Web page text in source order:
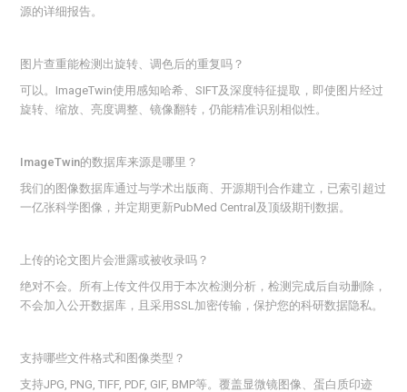
源的详细报告。
图片查重能检测出旋转、调色后的重复吗？
可以。ImageTwin使用感知哈希、SIFT及深度特征提取，即使图片经过
旋转、缩放、亮度调整、镜像翻转，仍能精准识别相似性。
ImageTwin的数据库来源是哪里？
我们的图像数据库通过与学术出版商、开源期刊合作建立，已索引超过
一亿张科学图像，并定期更新PubMed Central及顶级期刊数据。
上传的论文图片会泄露或被收录吗？
绝对不会。所有上传文件仅用于本次检测分析，检测完成后自动删除，
不会加入公开数据库，且采用SSL加密传输，保护您的科研数据隐私。
支持哪些文件格式和图像类型？
支持JPG, PNG, TIFF, PDF, GIF, BMP等。覆盖显微镜图像、蛋白质印迹